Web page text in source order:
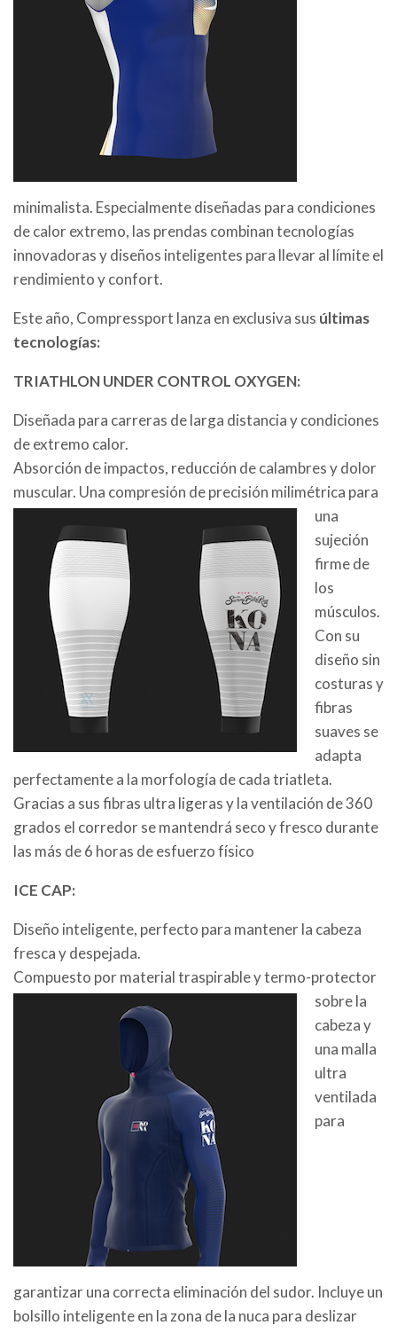
minimalista. Especialmente diseñadas para condiciones
de calor extremo, las prendas combinan tecnologías
innovadoras y diseños inteligentes para llevar al límite el
rendimiento y confort.
Este año, Compressport lanza en exclusiva sus últimas
tecnologías:
TRIATHLON UNDER CONTROL OXYGEN:
Diseñada para carreras de larga distancia y condiciones
de extremo calor.
Absorción de impactos, reducción de calambres y dolor
muscular. Una compresión de precisión milimétrica para
una
sujeción
firme de
los
músculos.
Con su
diseño sin
costuras y
fibras
suaves se
adapta
perfectamente a la morfología de cada triatleta.
Gracias a sus fibras ultra ligeras y la ventilación de 360
grados el corredor se mantendrá seco y fresco durante
las más de 6 horas de esfuerzo físico
ICE CAP:
Diseño inteligente, perfecto para mantener la cabeza
fresca y despejada.
Compuesto por material traspirable y termo-protector
sobre la
cabeza y
una malla
ultra
ventilada
para
garantizar una correcta eliminación del sudor. Incluye un
bolsillo inteligente en la zona de la nuca para deslizar